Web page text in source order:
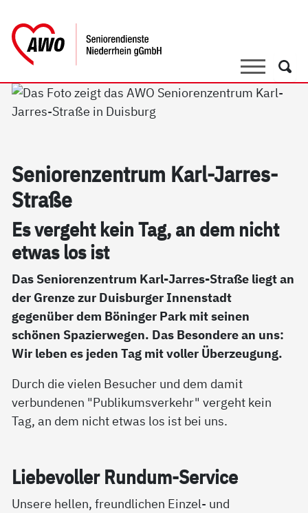
SucheSuche
Se­nio­ren­zen­trum Karl-Jar­res-
Stra­ße
Es ver­geht kein Tag, an dem nicht
et­was los ist
Das Seniorenzentrum Karl-Jarres-Straße liegt an
der Grenze zur Duisburger Innenstadt
gegenüber dem Böninger Park mit seinen
schönen Spazierwegen. Das Besondere an uns:
Wir leben es jeden Tag mit voller Überzeugung.
Durch die vielen Besucher und dem damit
verbundenen "Publikumsverkehr" vergeht kein
Tag, an dem nicht etwas los ist bei uns.
Lie­be­vol­ler Run­d­um-Ser­vice
Unsere hellen, freundlichen Einzel- und